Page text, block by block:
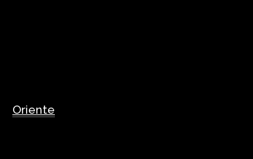
Oriente